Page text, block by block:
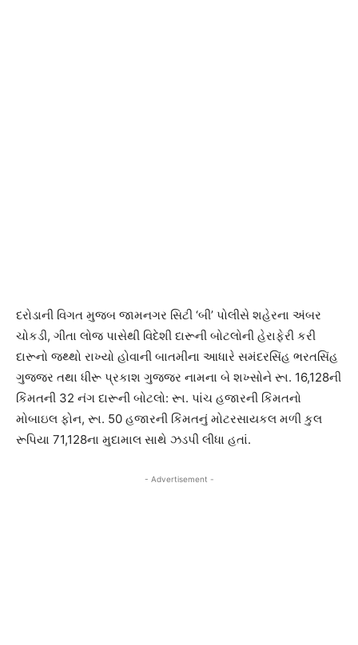
દરોડાની વિગત મુજબ જામનગર સિટી ‘બી’ પોલીસે શહેરના અંબર
ચોકડી, ગીતા લોજ પાસેથી વિદેશી દારૂની બોટલોની હેરાફેરી કરી
દારૂનો જથ્થો રાખ્યો હોવાની બાતમીના આધારે સમંદરસિંહ ભરતસિંહ
ગુજ્જર તથા ધીરૂ પ્રકાશ ગુજ્જર નામના બે શખ્સોને રૂા. 16,128ની
કિંમતની 32 નંગ દારૂની બોટલો: રૂા. પાંચ હજારની કિંમતનો
મોબાઇલ ફોન, રૂા. 50 હજારની કિંમતનું મોટરસાયકલ મળી કુલ
રૂપિયા 71,128ના મુદામાલ સાથે ઝડપી લીધા હતાં.
- Advertisement -